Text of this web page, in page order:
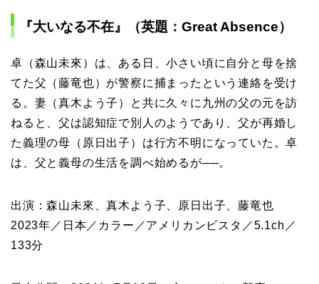
『大いなる不在』（英題：Great Absence）
卓（森山未來）は、ある日、小さい頃に自分と母を捨
てた父（藤竜也）が警察に捕まったという連絡を受け
る。妻（真木よう子）と共に久々に九州の父の元を訪
ねると、父は認知症で別人のようであり、父が再婚し
た義理の母（原日出子）は行方不明になっていた。卓
は、父と義母の生活を調べ始めるが──。
出演：森山未來、真木よう子、原日出子、藤竜也
2023年／日本／カラー／アメリカンビスタ／5.1ch／
133分